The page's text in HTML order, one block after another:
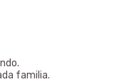
familia.